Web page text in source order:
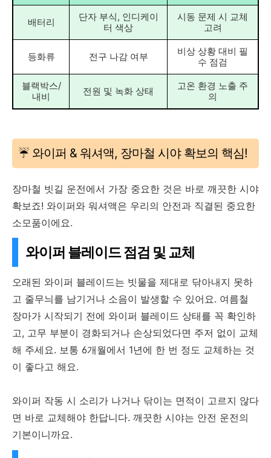
배터리
단자 부식, 인디케이
터 색상
시동 문제 시 교체
고려
등화류 전구 나감 여부
비상 상황 대비 필
수 점검
블랙박스/
내비
전원 및 녹화 상태
고온 환경 노출 주
의
☔️ 와이퍼 & 워셔액, 장마철 시야 확보의 핵심!
장마철 빗길 운전에서 가장 중요한 것은 바로 깨끗한 시야
확보죠! 와이퍼와 워셔액은 우리의 안전과 직결된 중요한
소모품이에요.
와이퍼 블레이드 점검 및 교체
오래된 와이퍼 블레이드는 빗물을 제대로 닦아내지 못하
고 줄무늬를 남기거나 소음이 발생할 수 있어요. 여름철
장마가 시작되기 전에 와이퍼 블레이드 상태를 꼭 확인하
고, 고무 부분이 경화되거나 손상되었다면 주저 없이 교체
해 주세요. 보통 6개월에서 1년에 한 번 정도 교체하는 것
이 좋다고 해요.
와이퍼 작동 시 소리가 나거나 닦이는 면적이 고르지 않다
면 바로 교체해야 한답니다. 깨끗한 시야는 안전 운전의
기본이니까요.